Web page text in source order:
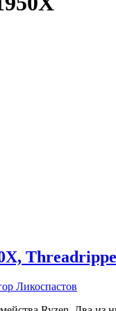
Ликоспастов